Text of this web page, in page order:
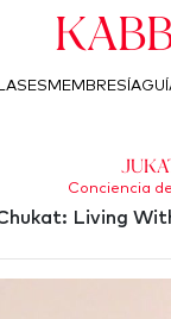
MEMBRESÍA
Conciencia
Living